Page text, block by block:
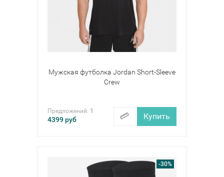
Мужская футболка Jordan Short-Sleeve
Crew
Предложений: 1
4399руб Купить
-30%